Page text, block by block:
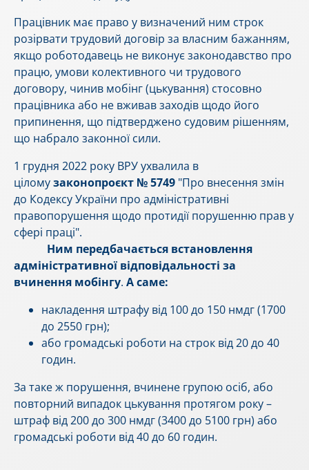
Працівник має право у визначений ним строк
розірвати трудовий договір за власним бажанням,
якщо роботодавець не виконує законодавство про
працю, умови колективного чи трудового
договору, чинив мобінг (цькування) стосовно
працівника або не вживав заходів щодо його
припинення, що підтверджено судовим рішенням,
що набрало законної сили.
1 грудня 2022 року ВРУ ухвалила в
ціломузаконопроєкт № 5749 "Про внесення змін
до Кодексу України про адміністративні
правопорушення щодо протидії порушенню прав у
сфері праці".
Ним передбачається встановлення
адміністративної відповідальності за
вчинення мобінгу. А саме:
накладення штрафу від 100 до 150 нмдг (1700
до 2550 грн);
або громадські роботи на строк від 20 до 40
годин.
За таке ж порушення, вчинене групою осіб, або
повторний випадок цькування протягом року –
штраф від 200 до 300 нмдг (3400 до 5100 грн) або
громадські роботи від 40 до 60 годин.